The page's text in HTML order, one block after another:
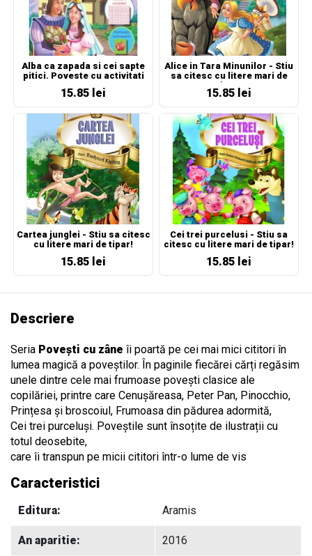
Alba ca zapada si cei sapte
pitici. Poveste cu activitati
15.85 lei
Alice in Tara Minunilor - Stiu
sa citesc cu litere mari de
tipar!
15.85 lei
Cartea junglei - Stiu sa citesc
cu litere mari de tipar!
15.85 lei
Cei trei purcelusi - Stiu sa
citesc cu litere mari de tipar!
15.85 lei
Descriere
Seria Povești cu zâne îi poartă pe cei mai mici cititori în
lumea magică a poveștilor. În paginile fiecărei cărți regăsim
unele dintre cele mai frumoase povești clasice ale
copilăriei, printre care Cenușăreasa, Peter Pan, Pinocchio,
Prințesa și broscoiul, Frumoasa din pădurea adormită,
Cei trei purceluși. Poveștile sunt însoțite de ilustrații cu
totul deosebite,
care îi transpun pe micii cititori într-o lume de vis
Caracteristici
Editura: Aramis
An aparitie: 2016